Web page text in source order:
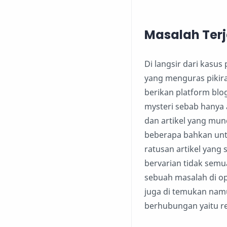
Masalah
Di langsir dari
yang menguras
berikan platform
mysteri sebab
dan artikel yang
beberapa bahkan
ratusan artikel yang
bervarian tidak
sebuah masalah di
juga di temukan
berhubungan yaitu